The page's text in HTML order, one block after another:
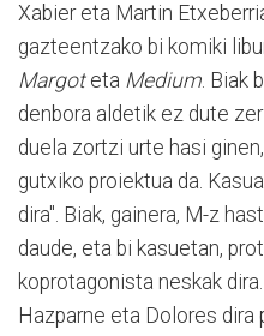
Xabier eta Martin
gazteentzako bi komiki
Margoteta Medium. Biak
denbora aldetik ez dute
duela zortzi urte hasi
gutxiko proiektua da.
dira". Biak, gainera, M-z
daude, eta bi kasuetan,
koprotagonista neskak dira.
Hazparne eta Dolores dira